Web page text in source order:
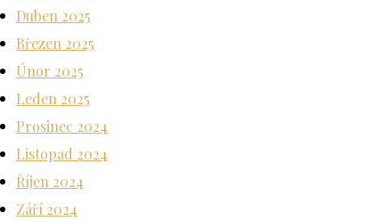
Duben 2025
Březen 2025
Únor 2025
Leden 2025
Prosinec 2024
Listopad 2024
Říjen 2024
Září 2024